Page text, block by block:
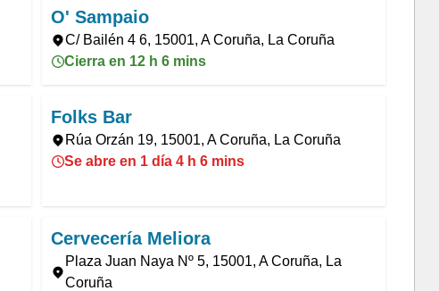
O' Sampaio
C/ Bailén 4 6, 15001, A Coruña, La Coruña
Cierra en 12 h 6 mins
Folks Bar
Rúa Orzán 19, 15001, A Coruña, La Coruña
Se abre en 1 día 4 h 6 mins
Cervecería Meliora
Plaza Juan Naya Nº 5, 15001, A Coruña, La
Coruña